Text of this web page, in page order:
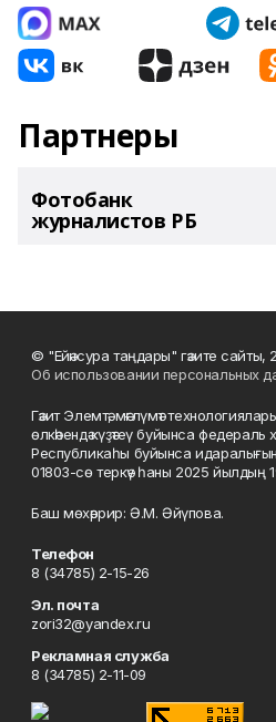
Партнеры
Фотобанк
журналистов РБ
© "Ейәнсура таңдары" гәзите сайты,
Об использовании персональных
Гәзит Элемтә, мәғлүмәт
өлкәһендә күҙәтеү буйынса
Республикаһы буйынса
01803-сө теркәү һаны 2025 йылдың
Баш мөхәррир: Ә.М. Әйүпова.
Телефон
8 (34785) 2-15-26
Эл. почта
zori32@yandex.ru
Рекламная служба
8 (34785) 2-11-09